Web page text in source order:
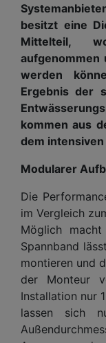
besitzt eine
Mittelteil,
aufgenommen
werden
Ergebnis der
kommen aus
dem
Modularer
Die
im Vergleich
Möglich
Spannband
montieren und
der Monteur
Installation nur
lassen sich